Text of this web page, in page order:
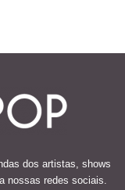
dos artistas, shows
nossas redes sociais.